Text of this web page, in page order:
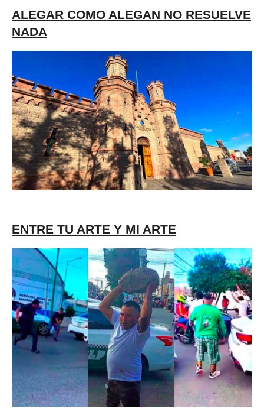
ALEGAR COMO ALEGAN NO RESUELVE
NADA
ENTRE TU ARTE Y MI ARTE